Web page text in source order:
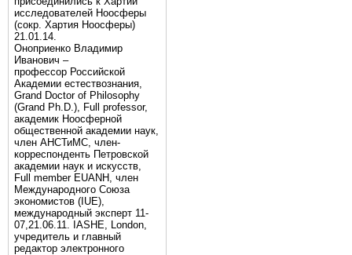
исследователей Ноосферы
(сокр. Хартия Ноосферы)
21.01.14.
Оноприенко Владимир
Иванович –
профессор Российской
Академии естествознания,
Grand Doctor of Philosophy
(Grand Ph.D.), Full professor,
академик Ноосферной
общественной академии наук,
член АНСТиМС, член-
корреспонденть Петровской
академии наук и искусств,
Full member EUANH, член
Международного Союза
экономистов (IUE),
международный эксперт 11-
07,21.06.11. IASHE, London,
учредитель и главный
редактор электронного